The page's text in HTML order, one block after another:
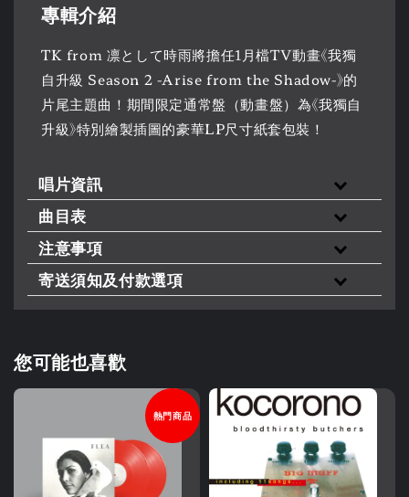
專輯介紹
TK from 凛として時雨將擔任1月檔TV動畫《我獨
自升級 Season 2 -Arise from the Shadow-》的
片尾主題曲！期間限定通常盤（動畫盤）為《我獨自
升級》特別繪製插圖的豪華LP尺寸紙套包裝！
唱片資訊
曲目表
注意事項
寄送須知及付款選項
您可能也喜歡
熱門商品